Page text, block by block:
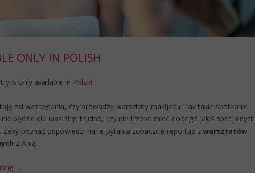
ONLY IN POLISH
is only available in Polski.
od was pytania, czy prowadzę warsztaty makijażu i jak takie spotkanie
nie będzie dla was zbyt trudno, czy nie trzeba mieć do tego jakiś specjalnych
Żeby poznać odpowiedzi na te pytania zobaczcie reportaż z warsztatów
z Anią.
→